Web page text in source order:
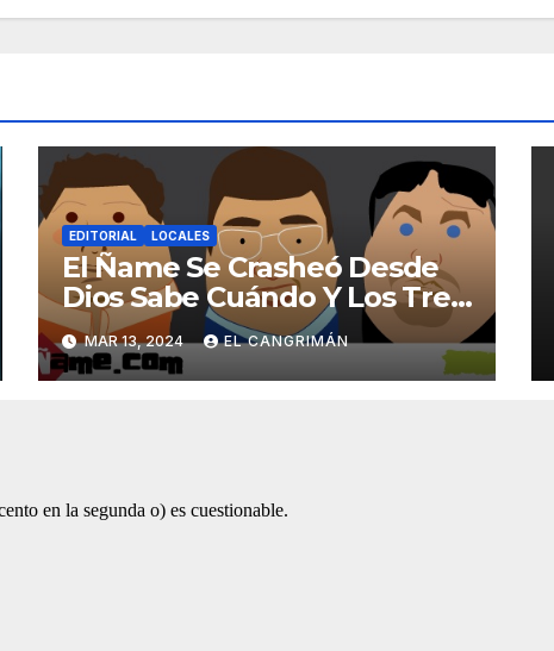
EDITORIAL LOCALES
El Ñame Se Crasheó Desde
Dios Sabe Cuándo Y Los Tres
Gatos Que Nos Leen No
Dijeron Na’
MAR 13, 2024 EL CANGRIMÁN